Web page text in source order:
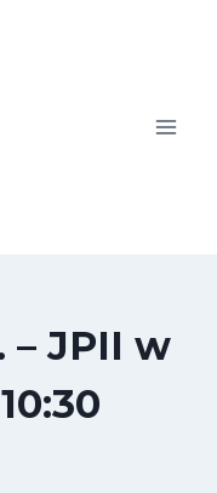
– JPII w